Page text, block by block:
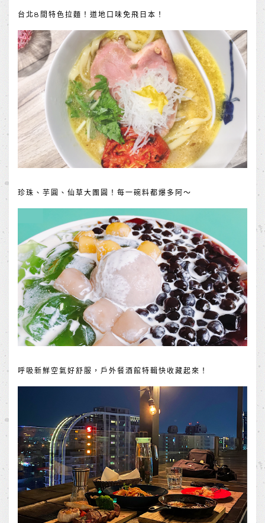
台北8間特色拉麵！道地口味免飛日本！
珍珠、芋圓、仙草大團圓！每一碗料都爆多阿～
呼吸新鮮空氣好舒服，戶外餐酒館特輯快收藏起來！